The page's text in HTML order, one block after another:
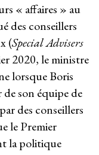
« affaires » au
des conseillers
(Special Advisers
2020, le ministre
lorsque Boris
de son équipe de
des conseillers
le Premier
la politique